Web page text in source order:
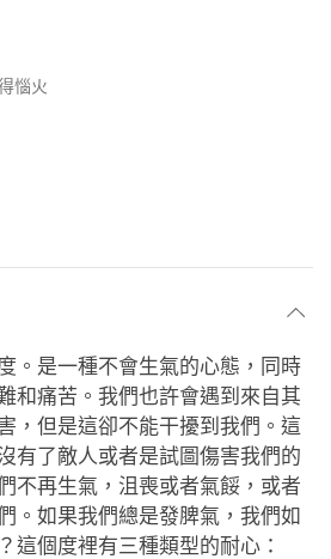
惱火
。是一種不會生氣的心態，同時
和痛苦。我們也許會遇到來自其
，但是這卻不能干擾到我們。這
有了敵人或者是試圖傷害我們的
不再生氣，沮喪或者氣餒，或者
。如果我們總是發脾氣，我們如
這個度裡有三種類型的耐心：